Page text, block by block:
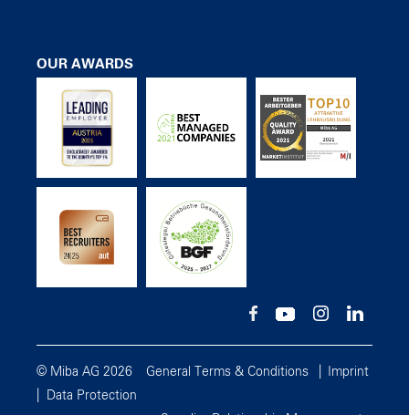
OUR AWARDS
© Miba AG 2026 General Terms & Conditions
Imprint
Data Protection